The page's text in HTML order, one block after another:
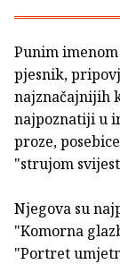
Punim
pjesnik,
najznačajnijih
najpoznatiji u
proze,
"strujom
Njegova su
"Komorna
"Portret